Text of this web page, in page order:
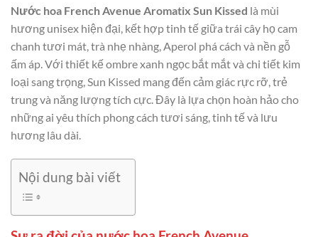
Nước hoa French Avenue Aromatix Sun Kissed là mùi
hương unisex hiện đại, kết hợp tinh tế giữa trái cây họ cam
chanh tươi mát, trà nhẹ nhàng, Aperol phá cách và nền gỗ
ấm áp. Với thiết kế ombre xanh ngọc bắt mắt và chi tiết kim
loại sang trọng, Sun Kissed mang đến cảm giác rực rỡ, trẻ
trung và năng lượng tích cực. Đây là lựa chọn hoàn hảo cho
những ai yêu thích phong cách tươi sáng, tinh tế và lưu
hương lâu dài.
Nội dung bài viết